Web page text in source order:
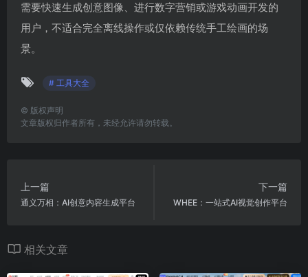
需要快速生成创意图像、进行数字营销或游戏动画开发的
用户，不适合完全离线操作或仅依赖传统手工绘画的场
景。
# 工具大全
© 版权声明
文章版权归作者所有，未经允许请勿转载。
上一篇
通义万相：AI创意内容生成平台
下一篇
WHEE：一站式AI视觉创作平台
相关文章